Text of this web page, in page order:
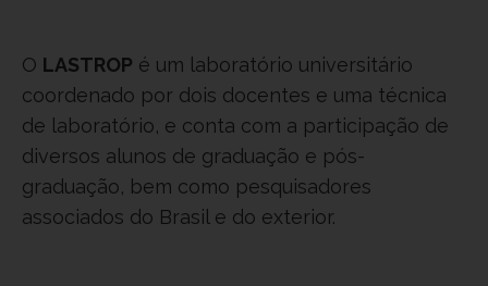
O LASTROP é um laboratório universitário
coordenado por dois docentes e uma técnica
de laboratório, e conta com a participação de
diversos alunos de graduação e pós-
graduação, bem como pesquisadores
associados do Brasil e do exterior.